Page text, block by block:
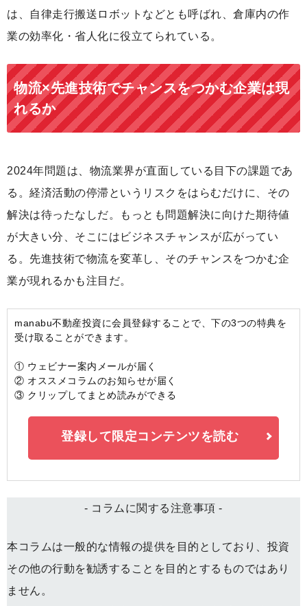
は、自律走行搬送ロボットなどとも呼ばれ、倉庫内の作
業の効率化・省人化に役立てられている。
物流×先進技術でチャンスをつかむ企業は現
れるか
2024年問題は、物流業界が直面している目下の課題であ
る。経済活動の停滞というリスクをはらむだけに、その
解決は待ったなしだ。もっとも問題解決に向けた期待値
が大きい分、そこにはビジネスチャンスが広がってい
る。先進技術で物流を変革し、そのチャンスをつかむ企
業が現れるかも注目だ。
manabu不動産投資に会員登録することで、下の3つの特典を
受け取ることができます。
① ウェビナー案内メールが届く
② オススメコラムのお知らせが届く
③ クリップしてまとめ読みができる
登録して限定コンテンツを読む
- コラムに関する注意事項 -
本コラムは一般的な情報の提供を目的としており、投資
その他の行動を勧誘することを目的とするものではあり
ません。